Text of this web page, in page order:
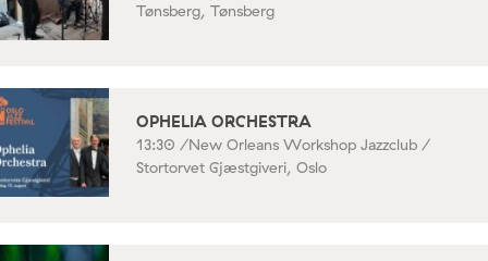
Tønsberg, Tønsberg
OPHELIA ORCHESTRA
13:30 /New Orleans Workshop Jazzclub /
Stortorvet Gjæstgiveri, Oslo